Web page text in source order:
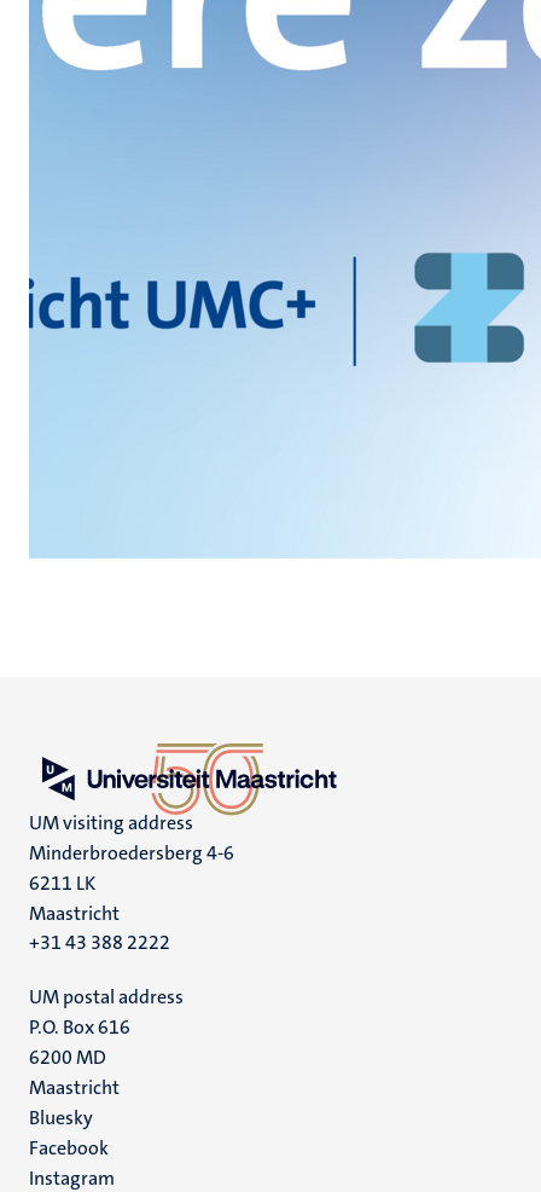
UM visiting address
Minderbroedersberg 4-6
6211 LK
Maastricht
+31 43 388 2222
UM postal address
P.O. Box 616
6200 MD
Maastricht
Social
media
Bluesky
Facebook
Instagram